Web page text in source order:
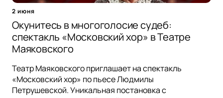
2 июня
Окунитесь в многоголосие судеб:
спектакль «Московский хор» в Театре
Маяковского
Театр Маяковского приглашает на спектакль
«Московский хор» по пьесе Людмилы
Петрушевской. Уникальная постановка с